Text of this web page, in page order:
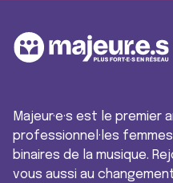
Majeur·e·s est le premier
professionnel·les
binaires de la musique.
vous aussi au